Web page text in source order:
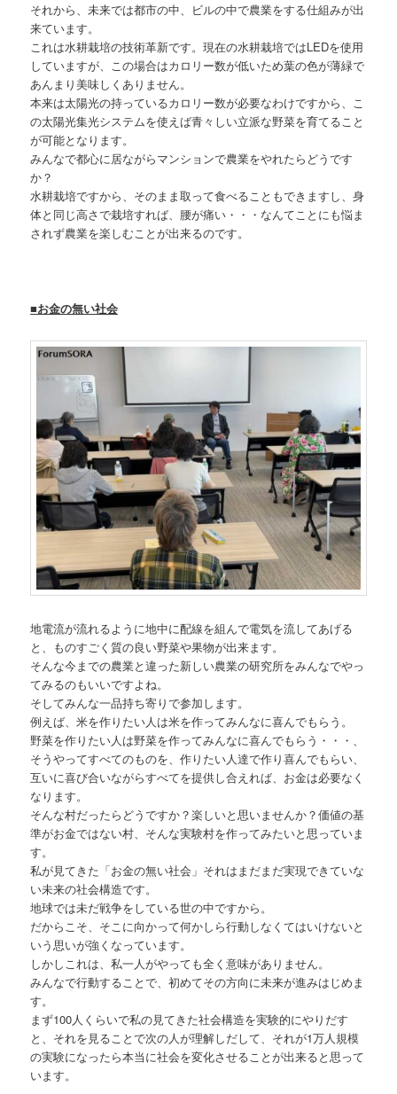
それから、未来では都市の中、ビルの中で農業をする仕組みが出
来ています。
これは水耕栽培の技術革新です。現在の水耕栽培ではLEDを使用
していますが、この場合はカロリー数が低いため葉の色が薄緑で
あんまり美味しくありません。
本来は太陽光の持っているカロリー数が必要なわけですから、こ
の太陽光集光システムを使えば青々しい立派な野菜を育てること
が可能となります。
みんなで都心に居ながらマンションで農業をやれたらどうです
か？
水耕栽培ですから、そのまま取って食べることもできますし、身
体と同じ高さで栽培すれば、腰が痛い・・・なんてことにも悩ま
されず農業を楽しむことが出来るのです。
■お金の無い社会
地電流が流れるように地中に配線を組んで電気を流してあげる
と、ものすごく質の良い野菜や果物が出来ます。
そんな今までの農業と違った新しい農業の研究所をみんなでやっ
てみるのもいいですよね。
そしてみんな一品持ち寄りで参加します。
例えば、米を作りたい人は米を作ってみんなに喜んでもらう。
野菜を作りたい人は野菜を作ってみんなに喜んでもらう・・・、
そうやってすべてのものを、作りたい人達で作り喜んでもらい、
互いに喜び合いながらすべてを提供し合えれば、お金は必要なく
なります。
そんな村だったらどうですか？楽しいと思いませんか？価値の基
準がお金ではない村、そんな実験村を作ってみたいと思っていま
す。
私が見てきた「お金の無い社会」それはまだまだ実現できていな
い未来の社会構造です。
地球では未だ戦争をしている世の中ですから。
だからこそ、そこに向かって何かしら行動しなくてはいけないと
いう思いが強くなっています。
しかしこれは、私一人がやっても全く意味がありません。
みんなで行動することで、初めてその方向に未来が進みはじめま
す。
まず100人くらいで私の見てきた社会構造を実験的にやりだす
と、それを見ることで次の人が理解しだして、それが1万人規模
の実験になったら本当に社会を変化させることが出来ると思って
います。